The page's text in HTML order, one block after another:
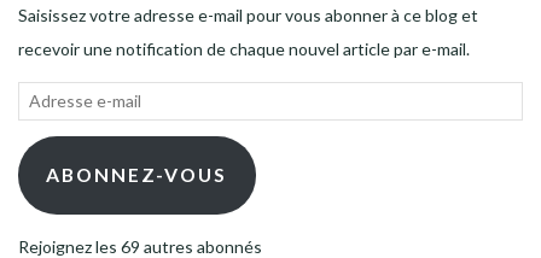
Saisissez votre adresse e-mail pour vous abonner à ce blog et
recevoir une notification de chaque nouvel article par e-mail.
Adresse
mail ABONNEZ-VOUS
Rejoignez les 69 autres abonnés